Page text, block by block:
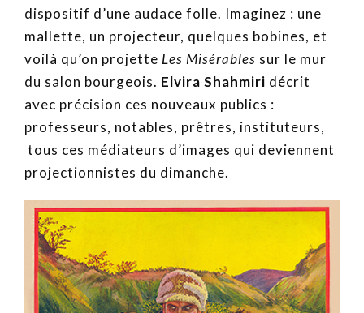
dispositif d’une audace folle. Imaginez : une
mallette, un projecteur, quelques bobines, et
voilà qu’on projette Les Misérables sur le mur
du salon bourgeois. Elvira Shahmiri décrit
avec précision ces nouveaux publics :
professeurs, notables, prêtres, instituteurs,
tous ces médiateurs d’images qui deviennent
projectionnistes du dimanche.